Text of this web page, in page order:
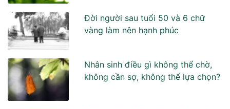
Đời người sau tuổi 50 và 6 chữ
vàng làm nên hạnh phúc
Nhân sinh điều gì không thể chờ,
không cần sợ, không thể lựa chọn?